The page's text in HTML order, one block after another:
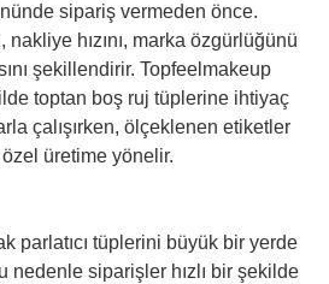
sipariş vermeden önce.
nakliye hızını, marka özgürlüğünü
şekillendirir. Topfeelmakeup
toptan boş ruj tüplerine ihtiyaç
çalışırken, ölçeklenen etiketler
üretime yönelir.
parlatıcı tüplerini büyük bir yerde
nedenle siparişler hızlı bir şekilde